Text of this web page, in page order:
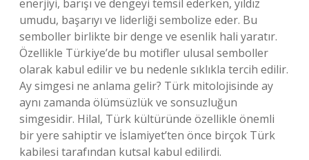
enerjiyi, barışı ve dengeyi temsil ederken, yıldız
umudu, başarıyı ve liderliği sembolize eder. Bu
semboller birlikte bir denge ve esenlik hali yaratır.
Özellikle Türkiye’de bu motifler ulusal semboller
olarak kabul edilir ve bu nedenle sıklıkla tercih edilir.
Ay simgesi ne anlama gelir? Türk mitolojisinde ay
aynı zamanda ölümsüzlük ve sonsuzluğun
simgesidir. Hilal, Türk kültüründe özellikle önemli
bir yere sahiptir ve İslamiyet’ten önce birçok Türk
kabilesi tarafından kutsal kabul edilirdi.